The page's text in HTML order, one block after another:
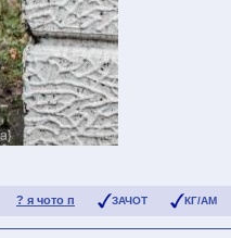
? я чото п ЗАЧОТ КГ/АМ